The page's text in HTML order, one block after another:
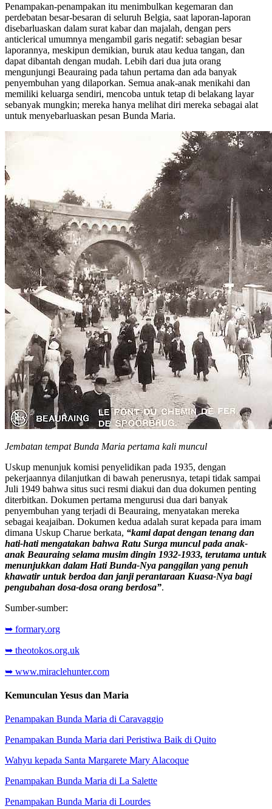
Penampakan-penampakan itu menimbulkan kegemaran dan
perdebatan besar-besaran di seluruh Belgia, saat laporan-laporan
disebarluaskan dalam surat kabar dan majalah, dengan pers
anticlerical umumnya mengambil garis negatif: sebagian besar
laporannya, meskipun demikian, buruk atau kedua tangan, dan
dapat dibantah dengan mudah. Lebih dari dua juta orang
mengunjungi Beauraing pada tahun pertama dan ada banyak
penyembuhan yang dilaporkan. Semua anak-anak menikahi dan
memiliki keluarga sendiri, mencoba untuk tetap di belakang layar
sebanyak mungkin; mereka hanya melihat diri mereka sebagai alat
untuk menyebarluaskan pesan Bunda Maria.
Jembatan tempat Bunda Maria pertama kali muncul
Uskup menunjuk komisi penyelidikan pada 1935, dengan
pekerjaannya dilanjutkan di bawah penerusnya, tetapi tidak sampai
Juli 1949 bahwa situs suci resmi diakui dan dua dokumen penting
diterbitkan. Dokumen pertama mengurusi dua dari banyak
penyembuhan yang terjadi di Beauraing, menyatakan mereka
sebagai keajaiban. Dokumen kedua adalah surat kepada para imam
dimana Uskup Charue berkata, “kami dapat dengan tenang dan
hati-hati mengatakan bahwa Ratu Surga muncul pada anak-
anak Beauraing selama musim dingin 1932-1933, terutama untuk
menunjukkan dalam Hati Bunda-Nya panggilan yang penuh
khawatir untuk berdoa dan janji perantaraan Kuasa-Nya bagi
pengubahan dosa-dosa orang berdosa”.
Sumber-sumber:
➥ formary.org
➥ theotokos.org.uk
➥ www.miraclehunter.com
Kemunculan Yesus dan Maria
Penampakan Bunda Maria di Caravaggio
Penampakan Bunda Maria dari Peristiwa Baik di Quito
Wahyu kepada Santa Margarete Mary Alacoque
Penampakan Bunda Maria di La Salette
Penampakan Bunda Maria di Lourdes